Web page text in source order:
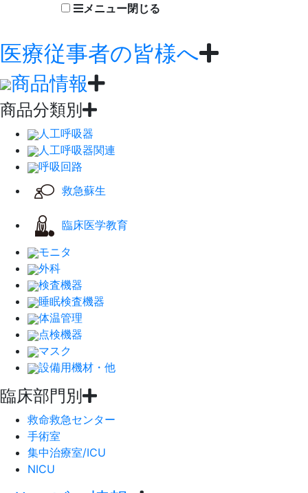
メニュー閉じる
医療従事者の皆様へ
商品情報
商品分類別
人工呼吸器
人工呼吸器関連
呼吸回路
救急蘇生
臨床医学教育
モニタ
外科
検査機器
睡眠検査機器
体温管理
点検機器
マスク
設備用機材・他
臨床部門別
救命救急センター
手術室
集中治療室/ICU
NICU